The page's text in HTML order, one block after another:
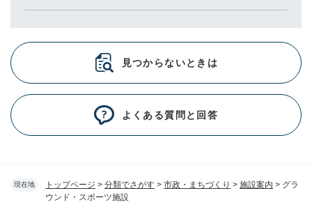
現在地 トップページ > 分類でさがす > 市政・まちづくり > 施設案内 > グラ
ウンド・スポーツ施設
見つからないときは
よくある質問と回答